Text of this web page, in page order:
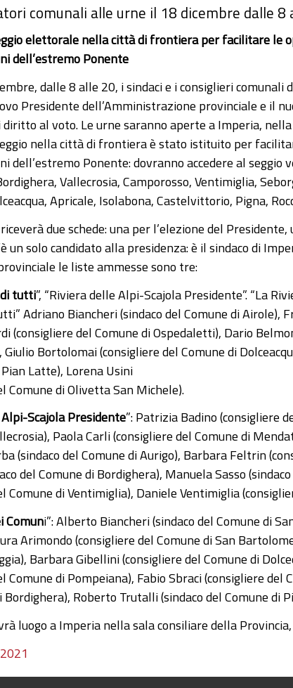
comunali alle urne il 18 dicembre dalle 8
elettorale nella città di frontiera per facilitare le
dell’estremo Ponente
dalle 8 alle 20, i sindaci e i consiglieri
Presidente dell’Amministrazione provinciale e il
al voto. Le urne saranno aperte a Imperia,
nella città di frontiera è stato istituito per
dell’estremo Ponente: dovranno accedere al seggio
Vallecrosia, Camporosso, Ventimiglia,
Apricale, Isolabona, Castelvittorio, Pigna,
due schede: una per l’elezione del
un solo candidato alla presidenza: è il sindaco di
le liste ammesse sono tre:
tutti”, “Riviera delle Alpi-Scajola Presidente”. “La
Adriano Biancheri (sindaco del Comune di Airole),
(consigliere del Comune di Ospedaletti), Dario
Giulio Bortolomai (consigliere del Comune di
Latte), Lorena Usini
Comune di Olivetta San Michele).
Scajola Presidente”: Patrizia Badino (consigliere
Paola Carli (consigliere del Comune di
(sindaco del Comune di Aurigo), Barbara Feltrin
del Comune di Bordighera), Manuela Sasso
Comune di Ventimiglia), Daniele Ventimiglia
Comuni”: Alberto Biancheri (sindaco del Comune di
Arimondo (consigliere del Comune di San
Barbara Gibellini (consigliere del Comune di
Comune di Pompeiana), Fabio Sbraci (consigliere del
Bordighera), Roberto Trutalli (sindaco del Comune di
luogo a Imperia nella sala consiliare della